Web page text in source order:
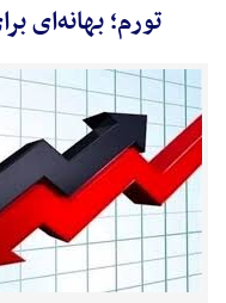
تورم؛ بهانه‌ای